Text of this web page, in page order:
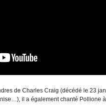
de Charles Craig (décédé le 23
il a également chanté Pollione